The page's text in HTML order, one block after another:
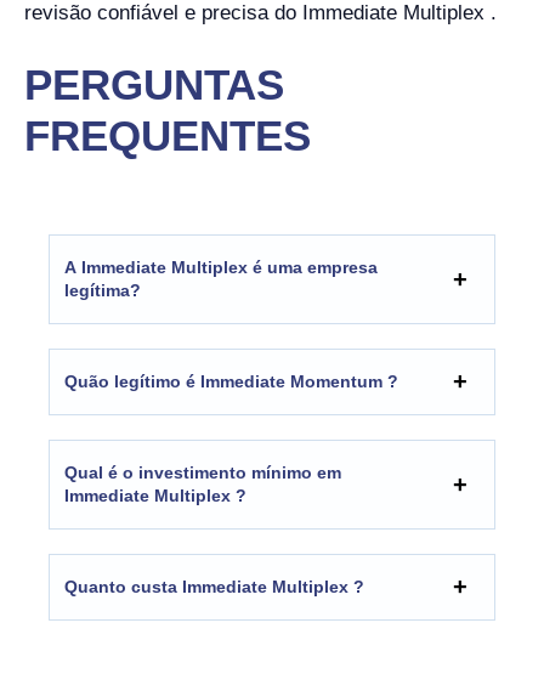
revisão confiável e precisa do Immediate Multiplex .
PERGUNTAS
FREQUENTES
A Immediate Multiplex é uma empresa
legítima?
Quão legítimo é Immediate Momentum ?
Qual é o investimento mínimo em
Immediate Multiplex ?
Quanto custa Immediate Multiplex ?